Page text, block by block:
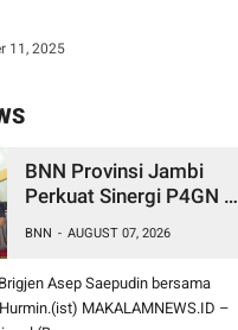
11, 2025
BNN Provinsi Jambi
Perkuat Sinergi P4GN di
Asep Ingatkan Bahaya
Vape Zombie
BNN - AUGUST 07, 2026
Asep Saepudin bersama
MAKALAMNEWS.ID –